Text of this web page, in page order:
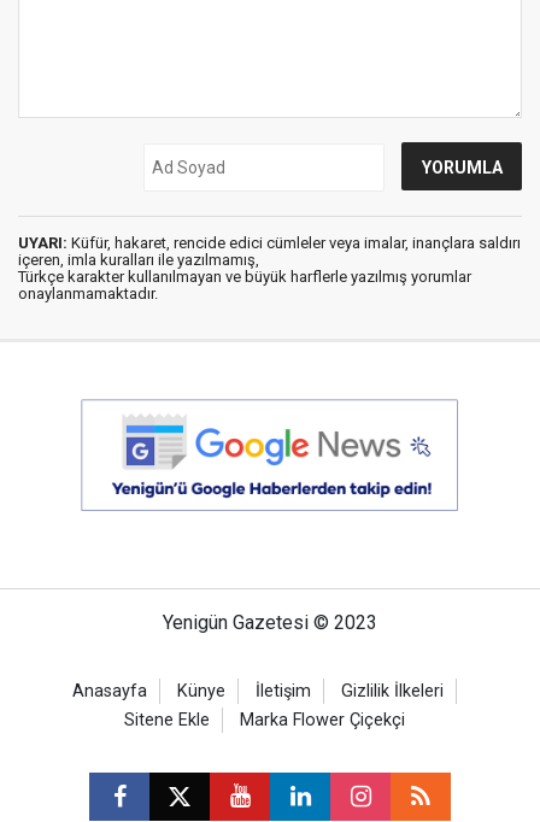
UYARI: Küfür, hakaret, rencide edici cümleler veya imalar, inançlara saldırı
içeren, imla kuralları ile yazılmamış,
Türkçe karakter kullanılmayan ve büyük harflerle yazılmış yorumlar
onaylanmamaktadır.
Yenigün Gazetesi © 2023
Anasayfa Künye İletişim
Gizlilik İlkeleri
Sitene Ekle
Marka Flower Çiçekçi